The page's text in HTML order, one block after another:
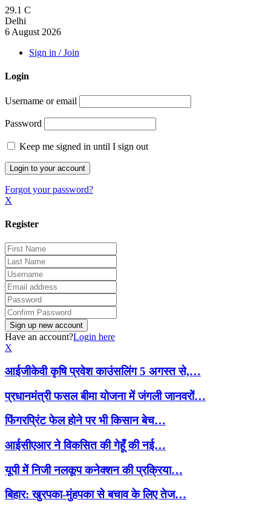
29.1 C
Delhi
6 August 2026
Sign in / Join
Login
Username or email
Password
Keep me signed in until I sign out
Forgot your password?
X
Register
Have an account?Login here
X
आईजीकेवी कृषि प्रवेश काउंसलिंग 5 अगस्त से,…
प्रधानमंत्री फसल बीमा योजना में जंगली जानवरों…
फिंगरप्रिंट फेल होने पर भी किसान बेच…
आईसीएआर ने विकसित की गेहूँ की नई…
यूपी में निजी नलकूप कनेक्शन की प्रक्रिया…
बिहार: खुरपका-मुंहपका से बचाव के लिए तेज…